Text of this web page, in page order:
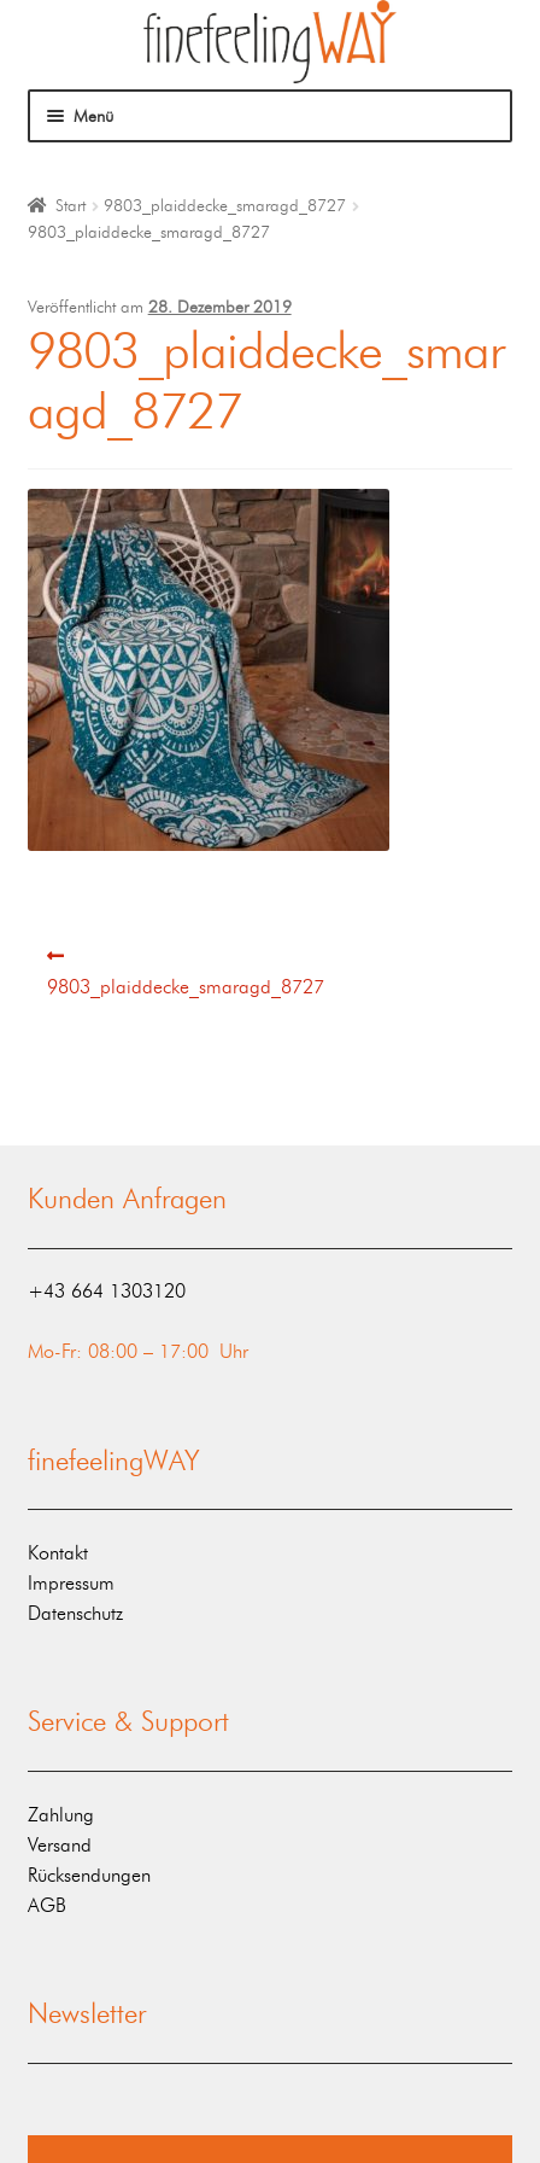
Menü
Mein Angebot
Coaching
Klangmassage
Start
9803_plaiddecke_smaragd_8727
9803_plaiddecke_smaragd_8727
Veröffentlicht am 28. Dezember 2019
9803_plaiddecke_smar
agd_8727
9803_plaiddecke_smaragd_8727
Kunden Anfragen
‭+43 664 1303120‬
Mo-Fr: 08:00 – 17:00 Uhr
finefeelingWAY
Kontakt
Impressum
Datenschutz
Service & Support
Zahlung
Versand
Rücksendungen
AGB
Newsletter